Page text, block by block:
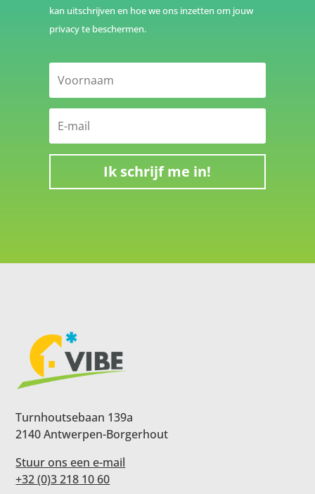
kan uitschrijven en hoe we ons inzetten om jouw
privacy te beschermen.
Ik schrijf me in!
Turnhoutsebaan 139a
2140 Antwerpen-Borgerhout
Stuur ons een e-mail
+32 (0)3 218 10 60